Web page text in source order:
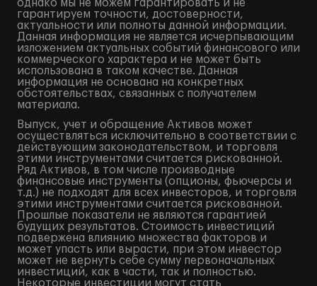
однако мы не можем гарантировать и не
гарантируем точности, достоверности,
актуальности или полноты данной информации.
Данная информация не является исчерпывающим
изложением актуальных событий финансового или
коммерческого характера и не может быть
использована в таком качестве. Данная
информация не основана на конкретных
обстоятельствах, связанных с получателем
материала.
Выпуск, учет и обращение Активов может
осуществляться исключительно в соответствии с
действующим законодательством, и торговля
этими инструментами считается рискованной.
Ряд Активов, в том числе производные
финансовые инструменты (опционы, фьючерсы и
т.д.) не подходят для всех инвесторов, и торговля
этими инструментами считается рискованной.
Прошлые показатели не являются гарантией
будущих результатов. Стоимость инвестиций
подвержена влиянию множества факторов и
может упасть или вырасти, при этом инвестор
может не вернуть себе сумму первоначальных
инвестиций, как в части, так и полностью.
Некоторые инвестиции могут стать